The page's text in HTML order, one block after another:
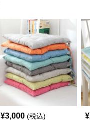
¥3,000 (税込) ¥